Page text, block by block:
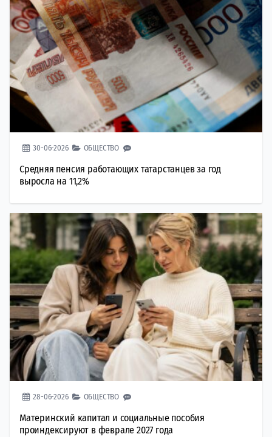
30-06-2026 ОБЩЕСТВО
Средняя пенсия работающих татарстанцев за год
выросла на 11,2%
28-06-2026 ОБЩЕСТВО
Материнский капитал и социальные пособия
проиндексируют в феврале 2027 года